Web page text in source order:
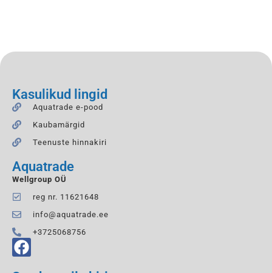
Kasulikud lingid
Aquatrade e-pood
Kaubamärgid
Teenuste hinnakiri
Aquatrade
Wellgroup OÜ
reg nr. 11621648
info@aquatrade.ee
+3725068756